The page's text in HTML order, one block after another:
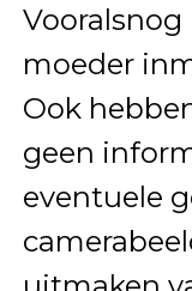
moeder
Ook
geen
eventuele